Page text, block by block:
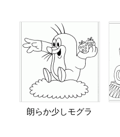
朗らか少しモグラ